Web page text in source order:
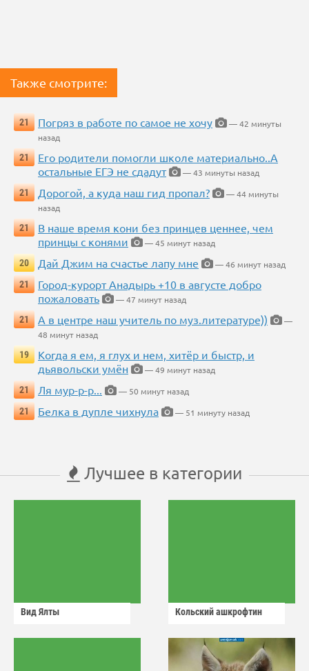
Также смотрите:
21 Погряз в работе по самое не хочу
— 42 минуты
назад
21
Его родители помогли школе материально..А
остальные ЕГЭ не сдадут
— 43 минуты назад
21
Дорогой, а куда наш гид пропал?
— 44 минуты
назад
21
В наше время кони без принцев ценнее, чем
принцы с конями
— 45 минут назад
20
Дай Джим на счастье лапу мне
— 46 минут назад
21
Город-курорт Анадырь +10 в августе добро
пожаловать
— 47 минут назад
21
А в центре наш учитель по муз.литературе))
—
48 минут назад
19
Когда я ем, я глух и нем, хитёр и быстр, и
дьявольски умён
— 49 минут назад
21
Ля мур-р-р...
— 50 минут назад
21
Белка в дупле чихнула — 51 минуту назад
Лучшее в категории
Вид Ялты Кольский ашкрофтин